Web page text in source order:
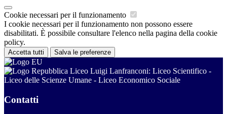
Cookie necessari per il funzionamento
I cookie necessari per il funzionamento non possono essere
disabilitati. È possibile consultare l'elenco nella pagina della cookie
policy.
Accetta tutti Salva le preferenze
Liceo Luigi Lanfranconi: Liceo Scientifico -
Liceo delle Scienze Umane - Liceo Economico Sociale
Contatti